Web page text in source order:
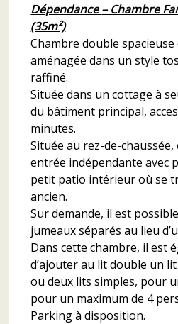
Dépendance – Chambre
(35m²)
Chambre double
aménagée dans un style
raffiné.
Située dans un cottage à
du bâtiment principal,
minutes.
Située au rez-de-chaussée,
entrée indépendante avec
petit patio intérieur où se
ancien.
Sur demande, il est
jumeaux séparés au lieu
Dans cette chambre, il est
d’ajouter au lit double un
ou deux lits simples, pour
pour un maximum de 4
Parking à disposition.